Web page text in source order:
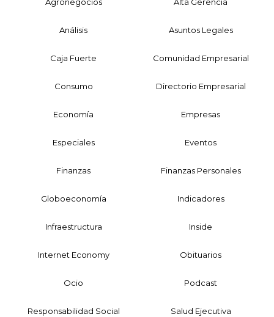
Análisis Asuntos Legales
Caja Fuerte Comunidad Empresarial
Consumo Directorio Empresarial
Economía Empresas
Especiales Eventos
Finanzas Finanzas Personales
Globoeconomía Indicadores
Infraestructura Inside
Internet Economy Obituarios
Ocio Podcast
Responsabilidad Social Salud Ejecutiva